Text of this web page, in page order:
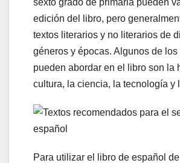
edición del libro, pero
textos literarios y no literarios de
géneros y épocas. Algunos de
pueden abordar en el libro son la
cultura, la ciencia, la tecnología y
Para utilizar el libro de español